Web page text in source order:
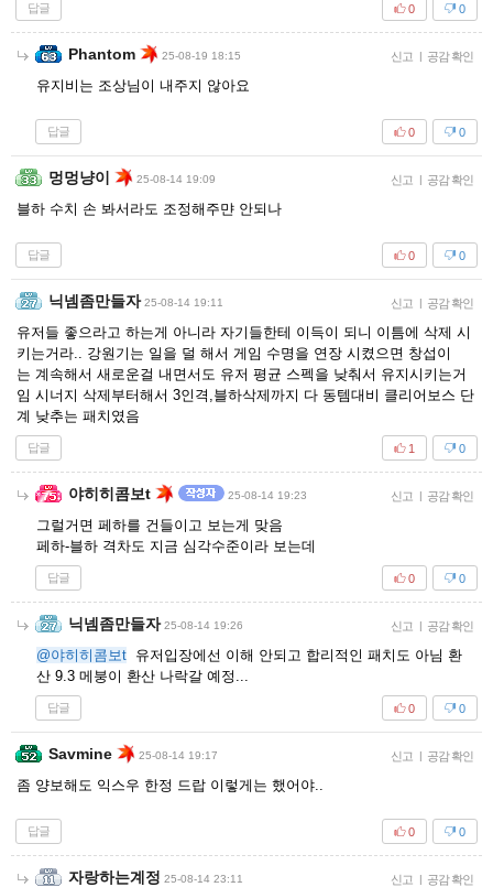
답글 0
0
Phantom 25-08-19 18:15 신고 | 공감 확인
유지비는 조상님이 내주지 않아요
답글 0
0
멍멍냥이 25-08-14 19:09 신고 | 공감 확인
블하 수치 손 봐서라도 조정해주먄 안되나
답글 0
0
닉넴좀만들자 25-08-14 19:11 신고 | 공감 확인
유저들 좋으라고 하는게 아니라 자기들한테 이득이 되니 이틈에 삭제 시
키는거라.. 강원기는 일을 덜 해서 게임 수명을 연장 시켰으면 창섭이
는 계속해서 새로운걸 내면서도 유저 평균 스펙을 낮춰서 유지시키는거
임 시너지 삭제부터해서 3인격,블하삭제까지 다 동템대비 클리어보스 단
계 낮추는 패치였음
답글 0
1
야히히콤보t 25-08-14 19:23 신고 | 공감 확인
그럴거면 페하를 건들이고 보는게 맞음
페하-블하 격차도 지금 심각수준이라 보는데
답글 0
0
닉넴좀만들자 25-08-14 19:26 신고 | 공감 확인
@야히히콤보t 유저입장에선 이해 안되고 합리적인 패치도 아님 환
산 9.3 메붕이 환산 나락갈 예정...
답글 0
0
Savmine 25-08-14 19:17 신고 | 공감 확인
좀 양보해도 익스우 한정 드랍 이렇게는 했어야..
답글 0
0
자랑하는계정 25-08-14 23:11 신고 | 공감 확인